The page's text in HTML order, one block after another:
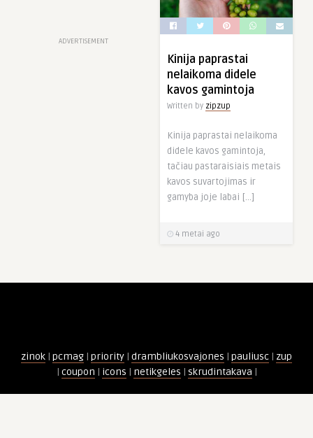
ADVERTISEMENT
Kinija paprastai
nelaikoma didele
kavos gamintoja
Written by zipzup
Kinija paprastai nelaikoma
didele kavos gamintoja,
tačiau pastaraisiais metais
kavos suvartojimas ir
gamyba joje labai […]
4 metai ago
zinok | pcmag | priority | drambliukosvajones | pauliusc | zup
| coupon | icons | netikgeles | skrudintakava |